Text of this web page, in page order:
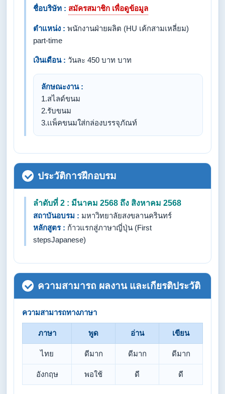
ชื่อบริษัท : สมัครสมาชิก เพื่อดูข้อมูล
ตำแหน่ง : พนักงานฝ่ายผลิต (HU เค้กสามเหลี่ยม)
part-time
เงินเดือน : วันละ 450 บาท บาท
ลักษณะงาน :
1.สไลด์ขนม
2.รับขนม
3.เเพ็คขนมใส่กล่องบรรจุภัณท์
ประวัติการฝึกอบรม
ลำดับที่ 2 : มีนาคม 2568 ถึง สิงหาคม 2568
สถาบันอบรม : มหาวิทยาลัยสงขลานครินทร์
หลักสูตร : ก้าวแรกสู่ภาษาญี่ปุ่น (First
stepsJapanese)
ความสามารถ ผลงาน และเกียรติประวัติ
ความสามารถทางภาษา
ภาษา พูด อ่าน เขียน
ไทย ดีมาก ดีมาก ดีมาก
อังกฤษ พอใช้ ดี ดี